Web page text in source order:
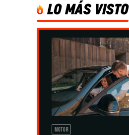
LO MÁS VISTO
MOTOR